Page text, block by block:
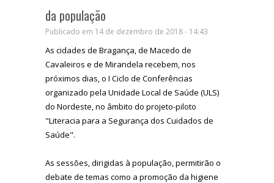
da população
Publicado em 14 de dezembro de 2018 - 14:43
As cidades de Bragança, de Macedo de
Cavaleiros e de Mirandela recebem, nos
próximos dias, o I Ciclo de Conferências
organizado pela Unidade Local de Saúde (ULS)
do Nordeste, no âmbito do projeto-piloto
"Literacia para a Segurança dos Cuidados de
Saúde".
As sessões, dirigidas à população, permitirão o
debate de temas como a promoção da higiene